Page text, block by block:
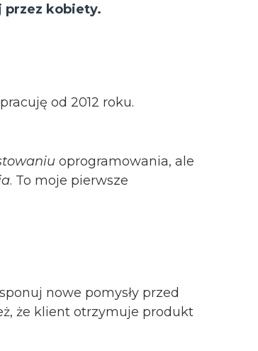
przez kobiety.
od 2012 roku.
oprogramowania, ale
. To moje pierwsze
nowe pomysły przed
że klient otrzymuje produkt